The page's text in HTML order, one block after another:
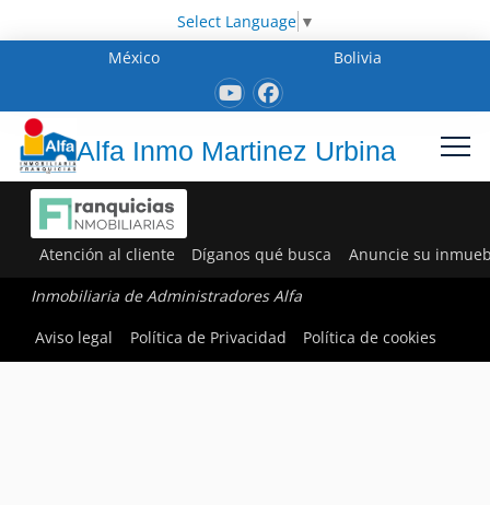
Select Language ▼
México
Bolivia
Alfa Inmo Martinez Urbina
Atención al cliente Díganos qué busca Anuncie su
Inmobiliaria de Administradores Alfa
Aviso legal
Política de Privacidad Política de cookies